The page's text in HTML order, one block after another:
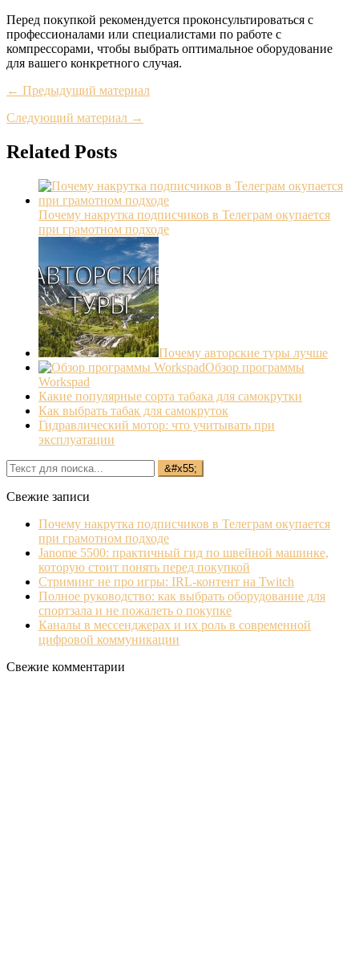
Перед покупкой рекомендуется проконсультироваться с
профессионалами или специалистами по работе с
компрессорами, чтобы выбрать оптимальное оборудование
для вашего конкретного случая.
← Предыдущий материал
Следующий материал →
Related Posts
Почему накрутка подписчиков в Телеграм окупается
при грамотном подходе
Почему авторские туры лучше
Обзор программы
Workspad
Какие популярные сорта табака для самокрутки
Как выбрать табак для самокруток
Гидравлический мотор: что учитывать при
эксплуатации
Свежие записи
Почему накрутка подписчиков в Телеграм окупается
при грамотном подходе
Janome 5500: практичный гид по швейной машинке,
которую стоит понять перед покупкой
Стриминг не про игры: IRL‐контент на Twitch
Полное руководство: как выбрать оборудование для
спортзала и не пожалеть о покупке
Каналы в мессенджерах и их роль в современной
цифровой коммуникации
Свежие комментарии